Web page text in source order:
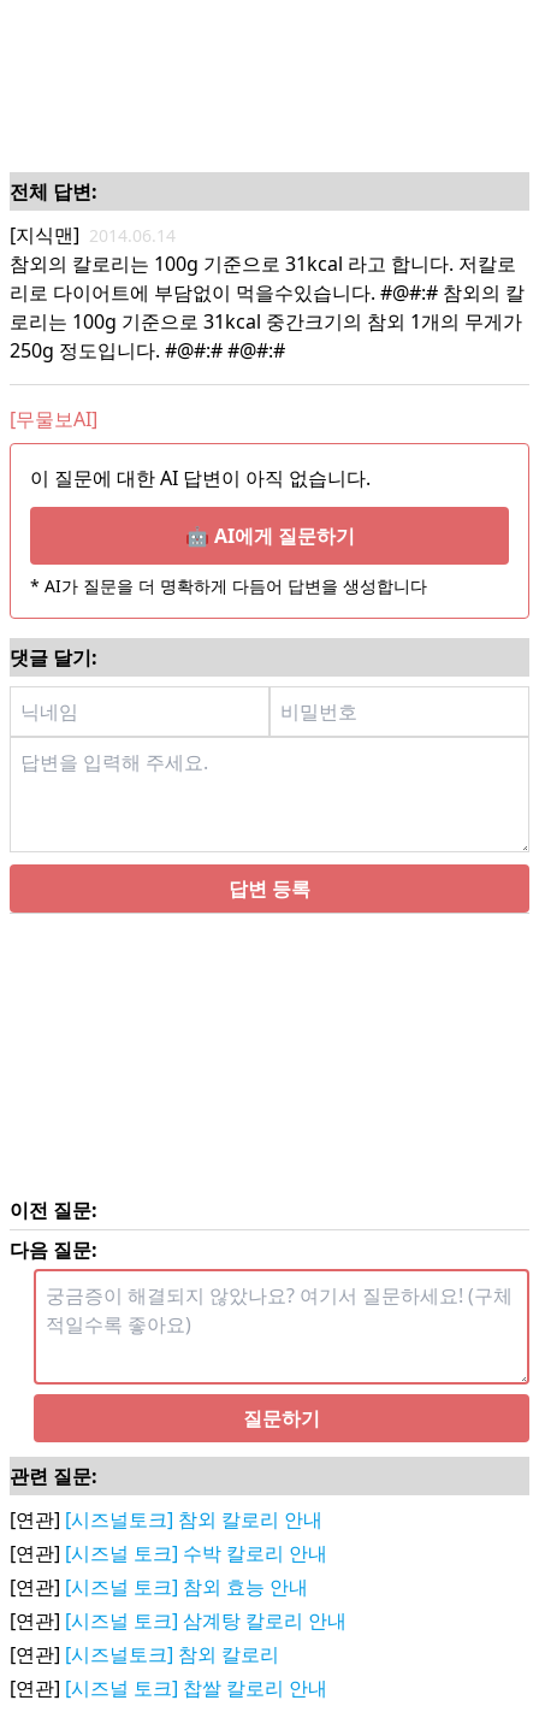
전체 답변:
[지식맨] 2014.06.14
참외의 칼로리는 100g 기준으로 31kcal 라고 합니다. 저칼로
리로 다이어트에 부담없이 먹을수있습니다. #@#:# 참외의 칼
로리는 100g 기준으로 31kcal 중간크기의 참외 1개의 무게가
250g 정도입니다. #@#:# #@#:#
[무물보AI]
이 질문에 대한 AI 답변이 아직 없습니다.
🤖 AI에게 질문하기
* AI가 질문을 더 명확하게 다듬어 답변을 생성합니다
댓글 달기:
답변 등록
이전 질문:
다음 질문:
질문하기
관련 질문:
[연관] [시즈널토크] 참외 칼로리 안내
[연관] [시즈널 토크] 수박 칼로리 안내
[연관] [시즈널 토크] 참외 효능 안내
[연관] [시즈널 토크] 삼계탕 칼로리 안내
[연관] [시즈널토크] 참외 칼로리
[연관] [시즈널 토크] 찹쌀 칼로리 안내